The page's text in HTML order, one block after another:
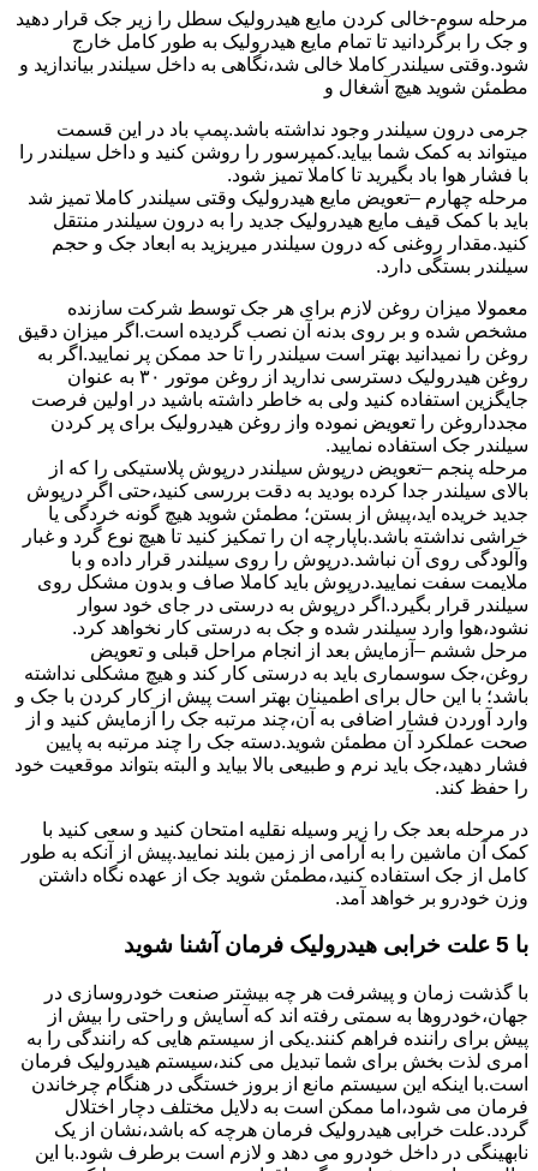
مرحله سوم-خالی کردن مایع هیدرولیک سطل را زیر جک قرار دهید
و جک را برگردانید تا تمام مایع هیدرولیک به طور کامل خارج
شود.وقتی سیلندر کاملا خالی شد،نگاهی به داخل سیلندر بیاندازید و
مطمئن شوید هیچ آشغال و
جرمی درون سیلندر وجود نداشته باشد.پمپ باد در این قسمت
میتواند به کمک شما بیاید.کمپرسور را روشن کنید و داخل سیلندر را
با فشار هوا باد بگیرید تا کاملا تمیز شود.
مرحله چهارم –تعویض مایع هیدرولیک وقتی سیلندر کاملا تمیز شد
باید با کمک قیف مایع هیدرولیک جدید را به درون سیلندر منتقل
کنید.مقدار روغنی که درون سیلندر میریزید به ابعاد جک و حجم
سیلندر بستگی دارد.
معمولا میزان روغن لازم برای هر جک توسط شرکت سازنده
مشخص شده و بر روی بدنه آن نصب گردیده است.اگر میزان دقیق
روغن را نمیدانید بهتر است سیلندر را تا حد ممکن پر نمایید.اگر به
روغن هیدرولیک دسترسی ندارید از روغن موتور ۳۰ به عنوان
جایگزین استفاده کنید ولی به خاطر داشته باشید در اولین فرصت
مجدداروغن را تعویض نموده واز روغن هیدرولیک برای پر کردن
سیلندر جک استفاده نمایید.
مرحله پنجم –تعویض درپوش سیلندر درپوش پلاستیکی را که از
بالای سیلندر جدا کرده بودید به دقت بررسی کنید،حتی اگر درپوش
جدید خریده اید،پیش از بستن؛ مطمئن شوید هیچ گونه خردگی یا
خراشی نداشته باشد.باپارچه ان را تمکیز کنید تا هیچ نوع گرد و غبار
وآلودگی روی آن نباشد.درپوش را روی سیلندر قرار داده و با
ملایمت سفت نمایید.درپوش باید کاملا صاف و بدون مشکل روی
سیلندر قرار بگیرد.اگر درپوش به درستی در جای خود سوار
نشود،هوا وارد سیلندر شده و جک به درستی کار نخواهد کرد.
مرحل ششم –آزمایش بعد از انجام مراحل قبلی و تعویض
روغن،جک سوسماری باید به درستی کار کند و هیچ مشکلی نداشته
باشد؛ با این حال برای اطمینان بهتر است پیش از کار کردن با جک و
وارد آوردن فشار اضافی به آن،چند مرتبه جک را آزمایش کنید و از
صحت عملکرد آن مطمئن شوید.دسته جک را چند مرتبه به پایین
فشار دهید،جک باید نرم و طبیعی بالا بیاید و البته بتواند موقعیت خود
را حفظ کند.
در مرحله بعد جک را زیر وسیله نقلیه امتحان کنید و سعی کنید با
کمک آن ماشین را به آرامی از زمین بلند نمایید.پیش از آنکه به طور
کامل از جک استفاده کنید،مطمئن شوید جک از عهده نگاه داشتن
وزن خودرو بر خواهد آمد.
با 5 علت خرابی هیدرولیک فرمان آشنا شوید
با گذشت زمان و پیشرفت هر چه بیشتر صنعت خودروسازی در
جهان،خودروها به سمتی رفته اند که آسایش و راحتی را بیش از
پیش برای راننده فراهم کنند.یکی از سیستم هایی که رانندگی را به
امری لذت بخش برای شما تبدیل می کند،سیستم هیدرولیک فرمان
است.با اینکه این سیستم مانع از بروز خستگی در هنگام چرخاندن
فرمان می شود،اما ممکن است به دلایل مختلف دچار اختلال
گردد.علت خرابی هیدرولیک فرمان هرچه که باشد،نشان از یک
نابهینگی در داخل خودرو می دهد و لازم است برطرف شود.با این